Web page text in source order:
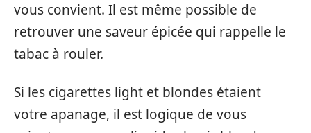
vous convient. Il est même possible de
retrouver une saveur épicée qui rappelle le
tabac à rouler.
Si les cigarettes light et blondes étaient
votre apanage, il est logique de vous